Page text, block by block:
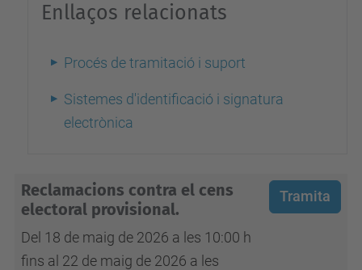
Enllaços relacionats
Procés de tramitació i suport
Sistemes d'identificació i signatura
electrònica
Reclamacions contra el cens
electoral provisional.
Del 18 de maig de 2026 a les 10:00 h
fins al 22 de maig de 2026 a les
Tramita